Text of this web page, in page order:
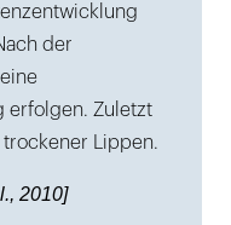
der
erfolgen. Zuletzt
Lippen.
2010]